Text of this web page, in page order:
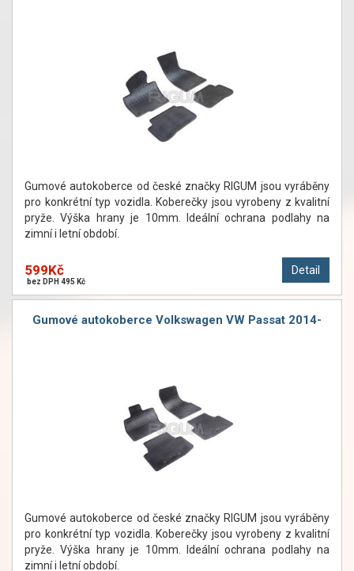
Gumové autokoberce od české značky RIGUM jsou vyráběny
pro konkrétní typ vozidla. Koberečky jsou vyrobeny z kvalitní
pryže. Výška hrany je 10mm. Ideální ochrana podlahy na
zimní i letní období.
Detail
599Kč
bez DPH 495 Kč
Gumové autokoberce Volkswagen VW Passat 2014-
Gumové autokoberce od české značky RIGUM jsou vyráběny
pro konkrétní typ vozidla. Koberečky jsou vyrobeny z kvalitní
pryže. Výška hrany je 10mm. Ideální ochrana podlahy na
zimní i letní období.